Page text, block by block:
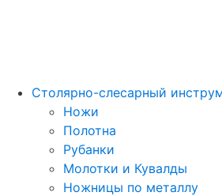
Столярно-слесарный
Ножи
Полотна
Рубанки
Молотки и Кувалды
Ножницы по металлу